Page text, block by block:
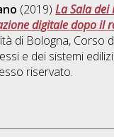
(2019)La Sala
digitale dopo il
di Bologna, Corso
e dei sistemi
riservato.